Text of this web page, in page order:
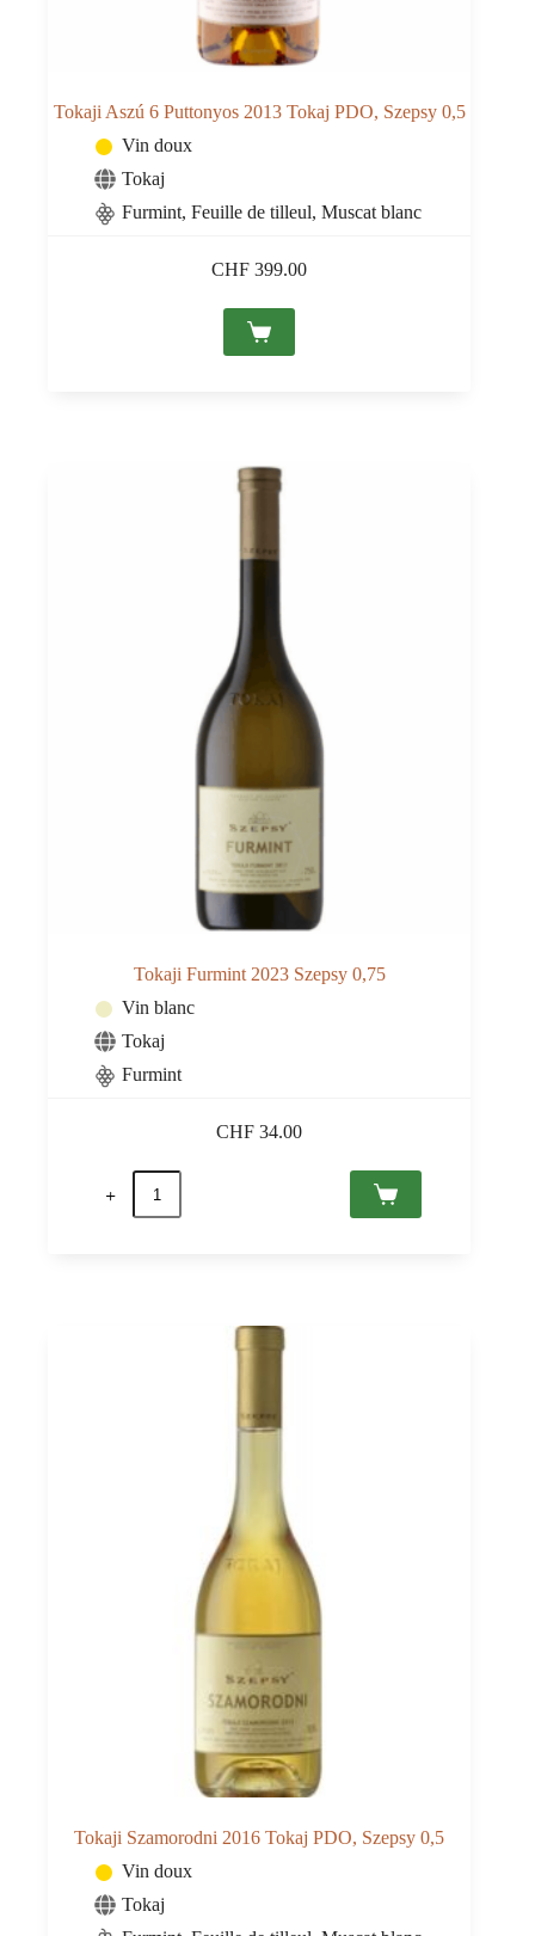
Tokaji Aszú 6 Puttonyos 2013 Tokaj PDO, Szepsy 0,5
Vin doux
Tokaj
Furmint, Feuille de tilleul, Muscat blanc
CHF 399.00
Tokaji Furmint 2023 Szepsy 0,75
Vin blanc
Tokaj
Furmint
CHF 34.00
quantité
Tokaji
Tokaji Szamorodni 2016 Tokaj PDO, Szepsy 0,5
Vin doux
Tokaj